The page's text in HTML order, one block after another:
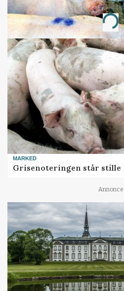
Annonce
Loading...
MARKED
Grisenoteringen står stille
Annonce